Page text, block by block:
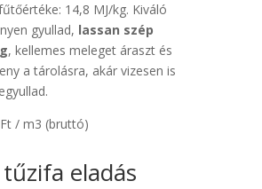
14,8 MJ/kg. Kiváló
gyullad, lassan szép
, kellemes meleget áraszt és
a tárolásra, akár vizesen is
Ft / m3 (bruttó)
tűzifa eladás